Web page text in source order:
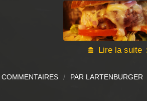
Lire la suite
COMMENTAIRES / PAR LARTENBURGER